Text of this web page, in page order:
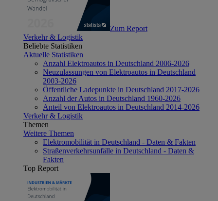
Zum Report
Verkehr & Logistik
Beliebte Statistiken
Aktuelle Statistiken
Anzahl Elektroautos in Deutschland 2006-2026
Neuzulassungen von Elektroautos in Deutschland
2003-2026
Öffentliche Ladepunkte in Deutschland 2017-2026
Anzahl der Autos in Deutschland 1960-2026
Anteil von Elektroautos in Deutschland 2014-2026
Verkehr & Logistik
Themen
Weitere Themen
Elektromobilität in Deutschland - Daten & Fakten
Straßenverkehrsunfälle in Deutschland - Daten &
Fakten
Top Report